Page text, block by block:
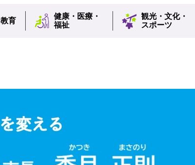
検
索
教育
健康・ 医療・
福祉
観光・ 文化・
スポーツ